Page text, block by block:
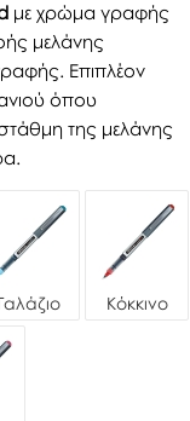
με χρώμα γραφής
μελάνης
Επιπλέον
όπου
της μελάνης
Κόκκινο